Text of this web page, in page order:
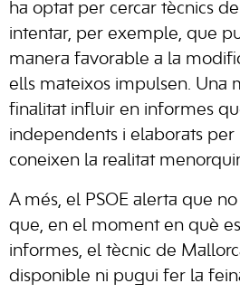
ha optat per cercar tècnics
intentar, per exemple, que
manera favorable a la
ells mateixos impulsen. Una
finalitat influir en informes
independents i elaborats per
coneixen la realitat
A més, el PSOE alerta que
que, en el moment en què
informes, el tècnic de
disponible ni pugui fer la